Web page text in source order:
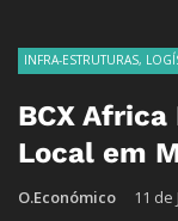
INFRA-ESTRUTURAS,
BCX
Local em
O.Económico 11 de